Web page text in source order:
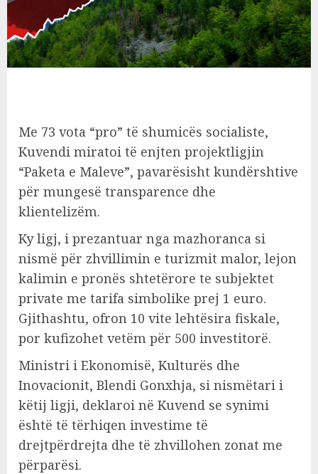
Me 73 vota “pro” të shumicës socialiste,
Kuvendi miratoi të enjten projektligjin
“Paketa e Maleve”, pavarësisht kundërshtive
për mungesë transparence dhe
klientelizëm.
Ky ligj, i prezantuar nga mazhoranca si
nismë për zhvillimin e turizmit malor, lejon
kalimin e pronës shtetërore te subjektet
private me tarifa simbolike prej 1 euro.
Gjithashtu, ofron 10 vite lehtësira fiskale,
por kufizohet vetëm për 500 investitorë.
Ministri i Ekonomisë, Kulturës dhe
Inovacionit, Blendi Gonxhja, si nismëtari i
këtij ligji, deklaroi në Kuvend se synimi
është të tërhiqen investime të
drejtpërdrejta dhe të zhvillohen zonat me
përparësi.